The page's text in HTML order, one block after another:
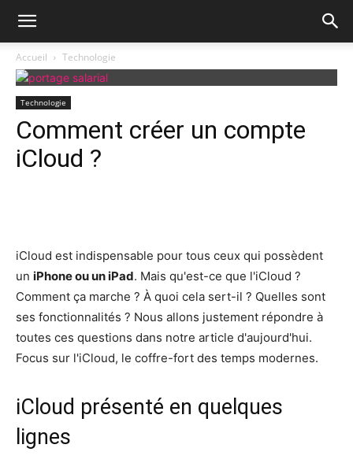
Accueil Technologie
Technologie
Comment créer un compte
iCloud ?
iCloud est indispensable pour tous ceux qui possèdent
un iPhone ou un iPad. Mais qu'est-ce que l'iCloud ?
Comment ça marche ? À quoi cela sert-il ? Quelles sont
ses fonctionnalités ? Nous allons justement répondre à
toutes ces questions dans notre article d'aujourd'hui.
Focus sur l'iCloud, le coffre-fort des temps modernes.
iCloud présenté en quelques
lignes